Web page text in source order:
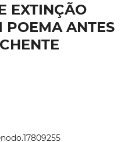
EXTINÇÃO
POEMA ANTES